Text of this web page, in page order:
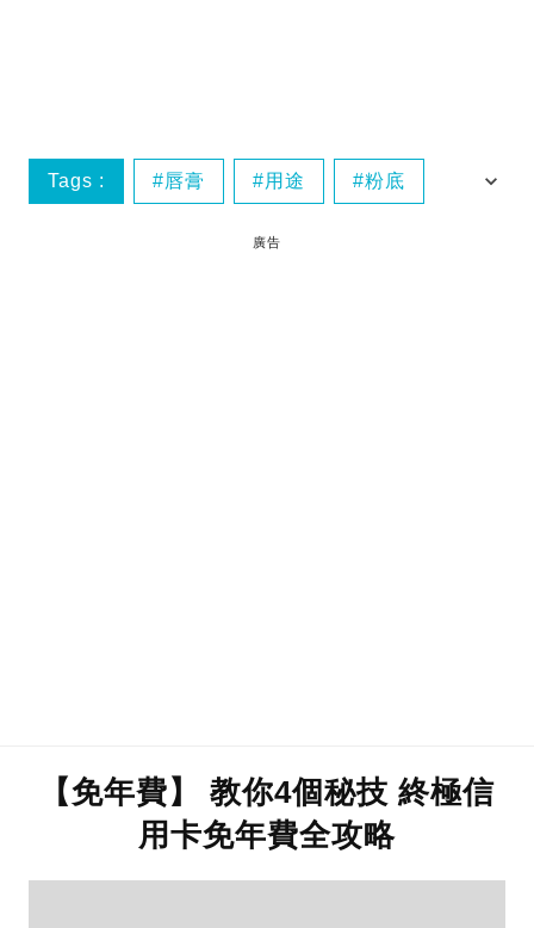
Tags : 唇膏 用途 粉底
廣告
【免年費】 教你4個秘技 終極信
用卡免年費全攻略